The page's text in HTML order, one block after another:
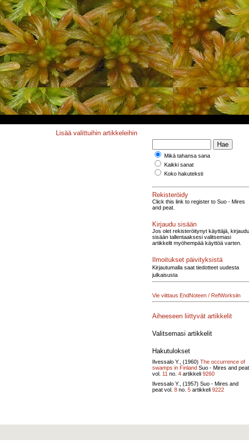
Lisää valittuihin artikkeleihin
Mikä tahansa sana
Kaikki sanat
Koko hakuteksti
Rekisteröidy
Click this link to register to Suo - Mires
and peat.
Kirjaudu sisään
Jos olet rekisteröitynyt käyttäjä, kirjaudu
sisään tallentaaksesi valitsemasi
artikkelit myöhempää käyttöä varten.
Ilmoitukset päivityksistä
Kirjautumalla saat tiedotteet uudesta
julkaisusta
Vie viittaus EndNoteen / RefWorksiin
Aiheeseen liittyvät artikkelit
Valitsemasi artikkelit
Hakutulokset
Ilvessalo Y., (1960) The occurrence of
swamps in Finland Suo - Mires and peat
vol. 11 no. 4 artikkeli 9260
Ilvessalo Y., (1957) Suo - Mires and
peat vol. 8 no. 5 artikkeli 9222